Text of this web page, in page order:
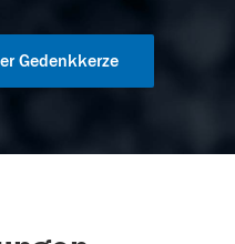
Gedenkkerze